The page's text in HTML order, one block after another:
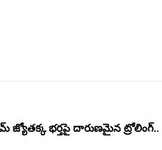
జ్యోతక్క భ‌ర్త‌పై దారుణ‌మైన ట్రోలింగ్‌..